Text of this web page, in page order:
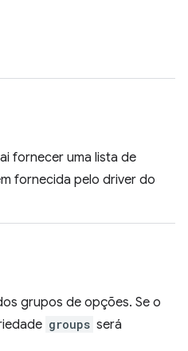
fornecer uma lista de
fornecida pelo driver do
grupos de opções. Se o
groups será